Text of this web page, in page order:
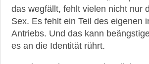
das wegfällt, fehlt vielen nicht nur
Sex. Es fehlt ein Teil des eigenen
Antriebs. Und das kann
es an die Identität rührt.